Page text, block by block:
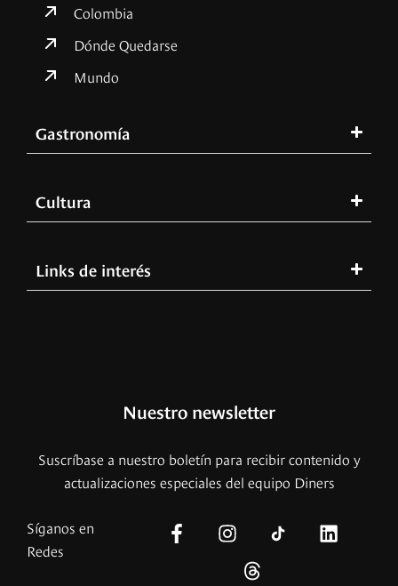
Colombia
Dónde Quedarse
Mundo
Gastronomía
Cultura
Links de interés
Nuestro newsletter
Suscríbase a nuestro boletín para recibir contenido y
actualizaciones especiales del equipo Diners
Síganos en
Redes